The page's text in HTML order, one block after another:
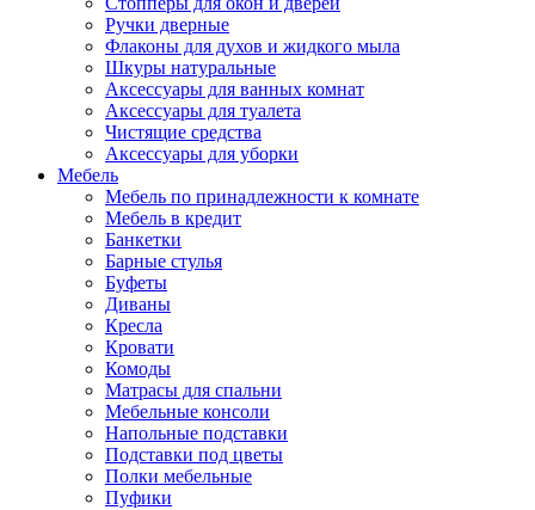
Ручки дверные
Флаконы для духов и жидкого мыла
Шкуры натуральные
Аксессуары для ванных комнат
Аксессуары для туалета
Чистящие средства
Аксессуары для уборки
Мебель
Мебель по принадлежности к комнате
Мебель в кредит
Банкетки
Барные стулья
Буфеты
Диваны
Кресла
Кровати
Комоды
Матрасы для спальни
Мебельные консоли
Напольные подставки
Подставки под цветы
Полки мебельные
Пуфики